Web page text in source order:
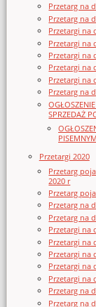
Przetarg na
Przetarg na
Przetargi na
Przetargi na
Przetargi na
Przetargi na
Przetargi na
Przetarg na
SPRZEDAŻ
Przetargi 2020
Przetarg
2020 r
Przetarg
Przetarg na
Przetarg na
Przetargi na
Przetargi na
Przetargi na
Przetargi na
Przetargi na
Przetarg na
Przetarg na